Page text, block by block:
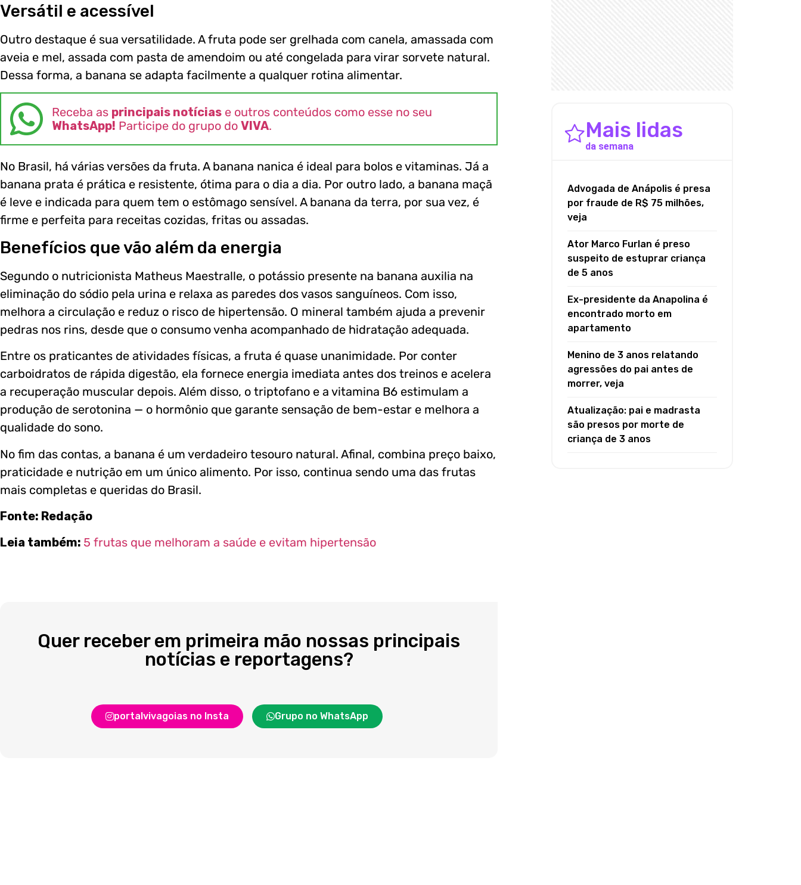
Versátil e acessível
Outro destaque é sua versatilidade. A fruta pode ser grelhada com canela, amassada com
aveia e mel, assada com pasta de amendoim ou até congelada para virar sorvete natural.
Dessa forma, a banana se adapta facilmente a qualquer rotina alimentar.
Receba as principais notícias e outros conteúdos como esse no seu
WhatsApp! Participe do grupo do VIVA.
No Brasil, há várias versões da fruta. A banana nanica é ideal para bolos e vitaminas. Já a
banana prata é prática e resistente, ótima para o dia a dia. Por outro lado, a banana maçã
é leve e indicada para quem tem o estômago sensível. A banana da terra, por sua vez, é
firme e perfeita para receitas cozidas, fritas ou assadas.
Benefícios que vão além da energia
Segundo o nutricionista Matheus Maestralle, o potássio presente na banana auxilia na
eliminação do sódio pela urina e relaxa as paredes dos vasos sanguíneos. Com isso,
melhora a circulação e reduz o risco de hipertensão. O mineral também ajuda a prevenir
pedras nos rins, desde que o consumo venha acompanhado de hidratação adequada.
Entre os praticantes de atividades físicas, a fruta é quase unanimidade. Por conter
carboidratos de rápida digestão, ela fornece energia imediata antes dos treinos e acelera
a recuperação muscular depois. Além disso, o triptofano e a vitamina B6 estimulam a
produção de serotonina — o hormônio que garante sensação de bem-estar e melhora a
qualidade do sono.
No fim das contas, a banana é um verdadeiro tesouro natural. Afinal, combina preço baixo,
praticidade e nutrição em um único alimento. Por isso, continua sendo uma das frutas
mais completas e queridas do Brasil.
Fonte: Redação
Leia também: 5 frutas que melhoram a saúde e evitam hipertensão
Quer receber em primeira mão nossas principais
notícias e reportagens?
portalvivagoias no Insta Grupo no WhatsApp
Mais lidas
da semana
Advogada de Anápolis é presa
por fraude de R$ 75 milhões,
veja
Ator Marco Furlan é preso
suspeito de estuprar criança
de 5 anos
Ex-presidente da Anapolina é
encontrado morto em
apartamento
Menino de 3 anos relatando
agressões do pai antes de
morrer, veja
Atualização: pai e madrasta
são presos por morte de
criança de 3 anos